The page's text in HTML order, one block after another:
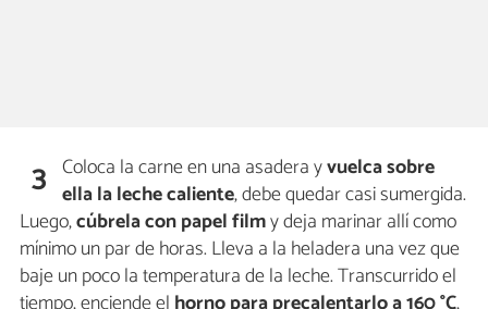
3 Coloca la carne en una asadera yvuelca sobre
ella la leche caliente, debe quedar casi sumergida.
Luego,cúbrelacon papel filmy deja marinar allí como
mínimo un par de horas. Lleva a la heladera una vez que
baje un poco la temperatura de la leche. Transcurrido el